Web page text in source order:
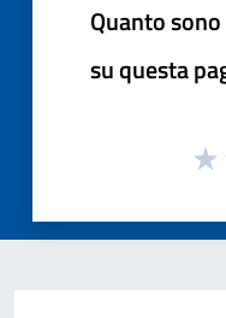
Quanto
su questa